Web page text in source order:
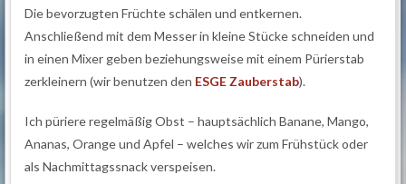
Die bevorzugten Früchte schälen und entkernen.
Anschließend mit dem Messer in kleine Stücke schneiden und
in einen Mixer geben beziehungsweise mit einem Pürierstab
zerkleinern (wir benutzen den ESGE Zauberstab).
Ich püriere regelmäßig Obst – hauptsächlich Banane, Mango,
Ananas, Orange und Apfel – welches wir zum Frühstück oder
als Nachmittagssnack verspeisen.